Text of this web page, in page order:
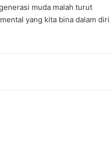
muda malah turut
yang kita bina dalam diri